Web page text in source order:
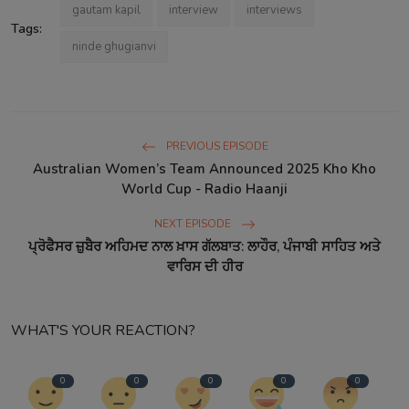
Tags:
gautam kapil interview interviews
ninde ghugianvi
PREVIOUS EPISODE
Australian Women’s Team Announced 2025 Kho Kho
World Cup - Radio Haanji
NEXT EPISODE
ਪ੍ਰੋਫੈਸਰ ਜ਼ੁਬੈਰ ਅਹਿਮਦ ਨਾਲ ਖ਼ਾਸ ਗੱਲਬਾਤ: ਲਾਹੌਰ, ਪੰਜਾਬੀ ਸਾਹਿਤ ਅਤੇ
ਵਾਰਿਸ ਦੀ ਹੀਰ
WHAT'S YOUR REACTION?
0 0 0 0 0